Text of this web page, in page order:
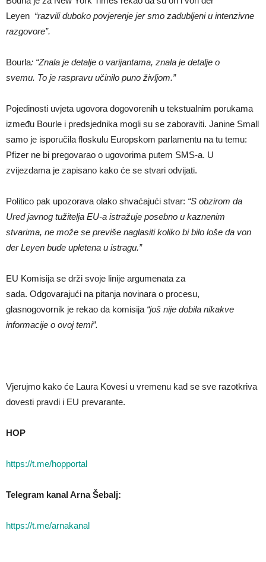
Leyen “razvili duboko povjerenje jer smo zadubljeni u intenzivne
razgovore”.
Bourla: “Znala je detalje o varijantama, znala je detalje o
svemu. To je raspravu učinilo puno življom.”
Pojedinosti uvjeta ugovora dogovorenih u tekstualnim porukama
između Bourle i predsjednika mogli su se zaboraviti. Janine Small
samo je isporučila floskulu Europskom parlamentu na tu temu:
Pfizer ne bi pregovarao o ugovorima putem SMS-a. U
zvijezdama je zapisano kako će se stvari odvijati.
Politico pak upozorava olako shvaćajući stvar: “S obzirom da
Ured javnog tužitelja EU-a istražuje posebno u kaznenim
stvarima, ne može se previše naglasiti koliko bi bilo loše da von
der Leyen bude upletena u istragu.”
EU Komisija se drži svoje linije argumenata za
sada. Odgovarajući na pitanja novinara o procesu,
glasnogovornik je rekao da komisija “još nije dobila nikakve
informacije o ovoj temi”.
Vjerujmo kako će Laura Kovesi u vremenu kad se sve razotkriva
dovesti pravdi i EU prevarante.
HOP
https://t.me/hopportal
Telegram kanal Arna Šebalj:
https://t.me/arnakanal